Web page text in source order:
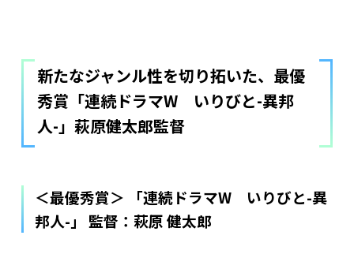
新たなジャンル性を切り拓いた、最優
秀賞「連続ドラマW いりびと-異邦
人-」萩原健太郎監督
＜最優秀賞＞ 「連続ドラマW いりびと-異
邦人-」 監督：萩原 健太郎